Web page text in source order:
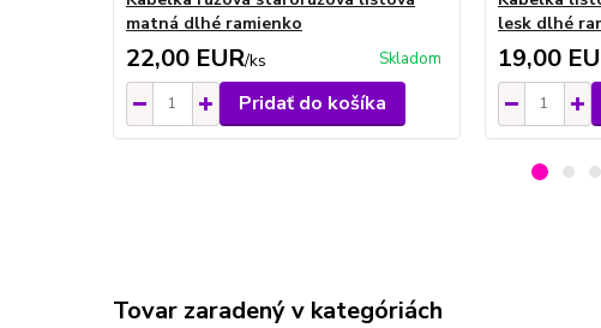
matná dlhé ramienko
22,00 EUR/ks Skladom
Pridať do košíka
lesk dlhé
19,00
Tovar zaradený v kategóriách